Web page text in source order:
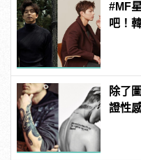
#MF
吧！
除了
證性